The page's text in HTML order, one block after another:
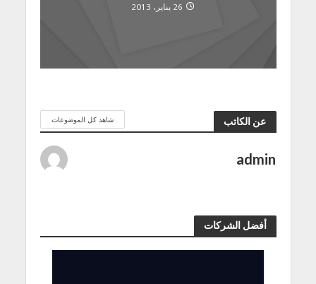
26 يناير، 2013
عن الكاتب شاهد كل الموضوعات
admin
أفضل الشركات